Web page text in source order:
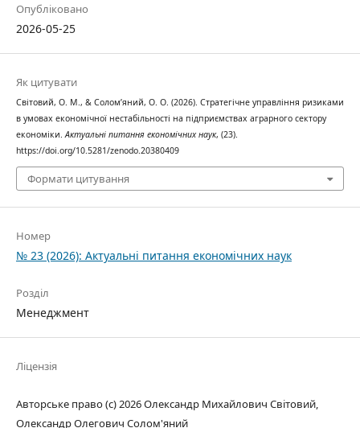
Опубліковано
2026-05-25
Як цитувати
Світовий, О. М., & Солом’яний, О. О. (2026). Стратегічне управління ризиками
в умовах економічної нестабільності на підприємствах аграрного сектору
економіки.Актуальні питання економічних наук, (23).
https://doi.org/10.5281/zenodo.20380409
Формати цитування
Номер
№ 23 (2026): Актуальні питання економічних наук
Розділ
Менеджмент
Ліцензія
Авторське право (c) 2026 Олександр Михайлович Світовий,
Олександр Олегович Солом'яний